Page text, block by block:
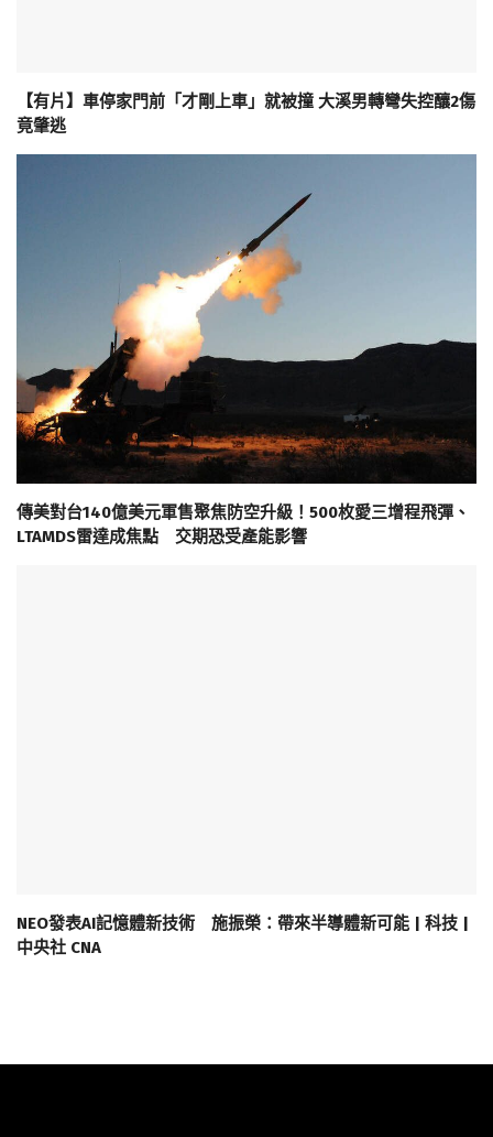
【有片】車停家門前「才剛上車」就被撞 大溪男轉彎失控釀2傷
竟肇逃
傳美對台140億美元軍售聚焦防空升級！500枚愛三增程飛彈、
LTAMDS雷達成焦點 交期恐受產能影響
NEO發表AI記憶體新技術 施振榮：帶來半導體新可能 | 科技 |
中央社 CNA